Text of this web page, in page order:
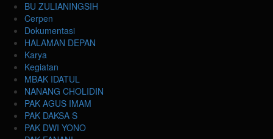
BU ZULIANINGSIH
Cerpen
Dokumentasi
HALAMAN DEPAN
Karya
Kegiatan
MBAK IDATUL
NANANG CHOLIDIN
PAK AGUS IMAM
PAK DAKSA S
PAK DWI YONO